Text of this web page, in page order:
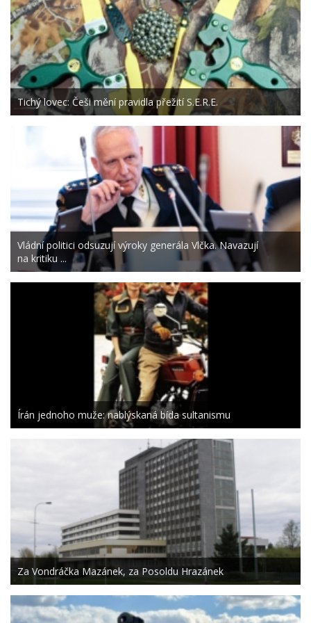
Tichý lovec: Češi mění pravidla přežití S.E.R.E.
Vládní politici odsuzují výroky generála Vlčka. Navazují
na kritiku ...
Írán jednoho muže: nablýskaná bída sultanismu
Za Vondráčka Mazánek, za Posoldu Hrazánek